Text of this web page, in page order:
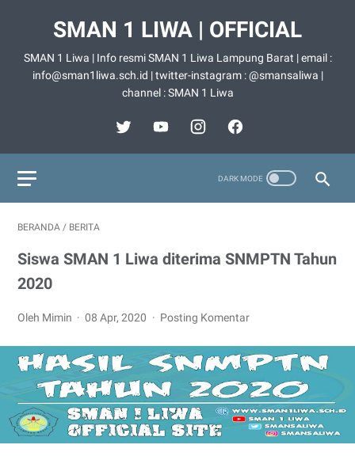
SMAN 1 LIWA | OFFICIAL
SMAN 1 Liwa | Info resmi SMAN 1 Liwa Lampung Barat | email :
info@sman1liwa.sch.id | twitter-instagram : @smansaliwa |
channel : SMAN 1 Liwa
BERANDA / BERITA
Siswa SMAN 1 Liwa diterima SNMPTN Tahun
2020
Oleh Mimin 08 Apr, 2020 Posting Komentar